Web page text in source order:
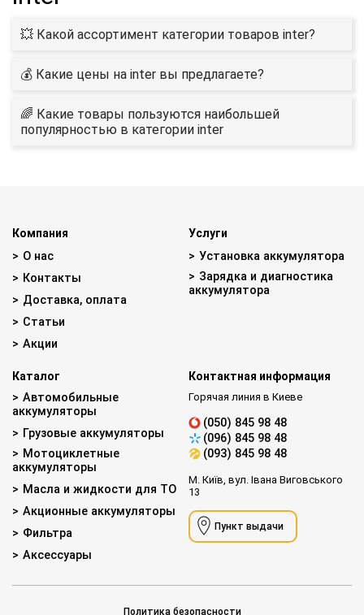
💥 Какой ассортимент категории товаров inter?
💰 Какие цены на inter вы предлагаете?
🌈 Какие товары пользуются наибольшей
популярностью в категории inter
Компания
О нас
Контакты
Доставка, оплата
Статьи
Акции
Услуги
Установка аккумулятора
Зарядка и диагностика
аккумулятора
Каталог
Автомобильные
аккумуляторы
Грузовые аккумуляторы
Мотоциклетные
аккумуляторы
Масла и жидкости для ТО
Акционные аккумуляторы
Фильтра
Аксессуары
Контактная информация
Горячая линия в Киеве
(050) 845 98 48
(096) 845 98 48
(093) 845 98 48
М. Київ, вул. Івана Виговського
13
Пункт выдачи
Политика безопасности